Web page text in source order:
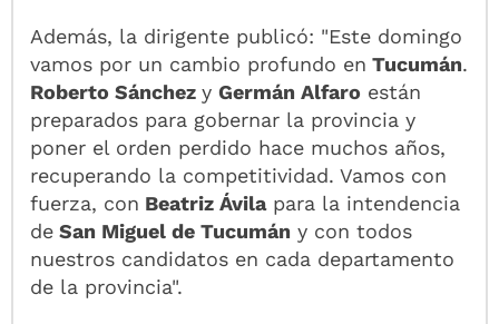
Además, la dirigente publicó: "Este domingo
vamos por un cambio profundo en Tucumán.
Roberto SánchezyGermán Alfaro están
preparados para gobernar la provincia y
poner el orden perdido hace muchos años,
recuperando la competitividad. Vamos con
fuerza, con Beatriz Ávilapara la intendencia
de San Miguel de Tucumán y con todos
nuestros candidatos en cada departamento
de la provincia".